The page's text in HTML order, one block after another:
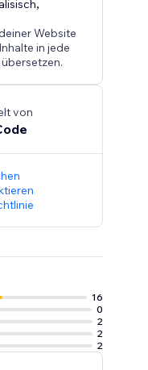
,
Website
in jede
von
16
0
2
2
2